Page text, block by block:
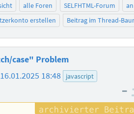
alle Foren SELFHTML-Forum
erstellen
Beitrag im Thread-
case" Problem
16.01.2025 18:48 javascript
–